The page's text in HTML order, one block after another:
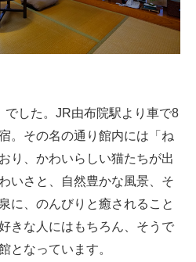
した。JR由布院駅より車で8
。その名の通り館内には「ね
り、かわいらしい猫たちが出
いさと、自然豊かな風景、そ
に、のんびりと癒されること
きな人にはもちろん、そうで
となっています。